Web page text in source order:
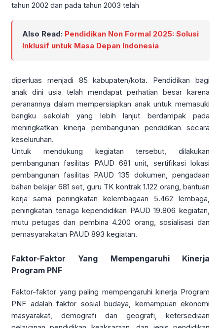
tahun 2002 dan pada tahun 2003 telah
Also Read: Pendidikan Non Formal 2025: Solusi
Inklusif untuk Masa Depan Indonesia
diperluas menjadi 85 kabupaten/kota. Pendidikan bagi
anak dini usia telah mendapat perhatian besar karena
peranannya dalam mempersiapkan anak untuk memasuki
bangku sekolah yang lebih lanjut berdampak pada
meningkatkan kinerja pembangunan pendidikan secara
keseluruhan.
Untuk mendukung kegiatan tersebut, dilakukan
pembangunan fasilitas PAUD 681 unit, sertifikasi lokasi
pembangunan fasilitas PAUD 135 dokumen, pengadaan
bahan belajar 681 set, guru TK kontrak 1.122 orang, bantuan
kerja sama peningkatan kelembagaan 5.462 lembaga,
peningkatan tenaga kependidikan PAUD 19.806 kegiatan,
mutu petugas dan pembina 4.200 orang, sosialisasi dan
pemasyarakatan PAUD 893 kegiatan.
Faktor-Faktor Yang Mempengaruhi Kinerja
Program PNF
Faktor-faktor yang paling mempengaruhi kinerja Program
PNF adalah faktor sosial budaya, kemampuan ekonomi
masyarakat, demografi dan geografi, ketersediaan